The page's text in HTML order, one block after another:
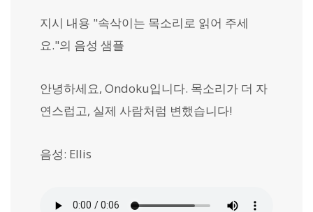
지시 내용 "속삭이는 목소리로 읽어 주세
요."의 음성 샘플
안녕하세요, Ondoku입니다. 목소리가 더 자
연스럽고, 실제 사람처럼 변했습니다!
음성: Ellis